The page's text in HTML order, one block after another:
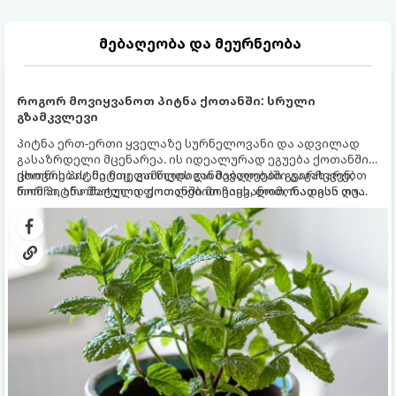
მებაღეობა და მეურნეობა
როგორ მოვიყვანოთ პიტნა ქოთანში: სრული
გზამკვლევი
პიტნა ერთ-ერთი ყველაზე სურნელოვანი და ადვილად
გასაზრდელი მცენარეა. ის იდეალურად ეგუება ქოთანში
ცხოვრებას, მეტიც, გამოცდილი მებაღეები გვირჩევენ,
რომ პიტნა მხოლოდ ქოთანში მოვიყვანოთ, რადგან ღია
გრუნტში (ბაღში) დარგვისას ის ფესვებით ძალიან
სწრაფად ვრცელდება და სხვა მცენარეებს ავიწროებს.
ქოთნის პიტნა მთელი წლის განმავლობაში გაგახარებთ
ნორჩი, არომატული ფოთლებით ჩაის, ლიმონათისა თუ
კერძებისთვის.